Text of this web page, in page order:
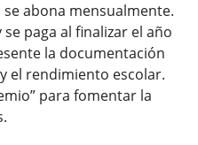
se abona mensualmente.
paga al finalizar el año
la documentación
el rendimiento escolar.
para fomentar la